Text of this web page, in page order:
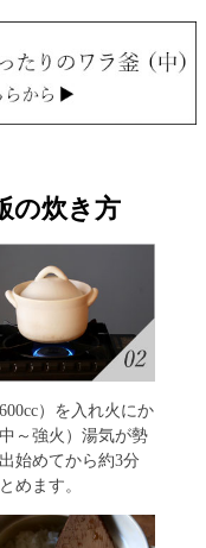
の炊き方
）を入れ火にか
～強火）湯気が勢
始めてから約3分
めます。